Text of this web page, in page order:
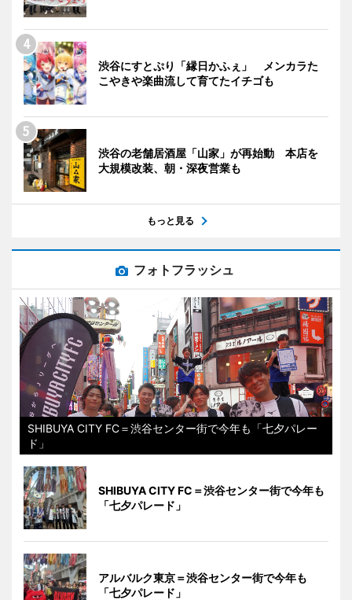
渋谷にすとぷり「縁日かふぇ」 メンカラた
こやきや楽曲流して育てたイチゴも
渋谷の老舗居酒屋「山家」が再始動 本店を
大規模改装、朝・深夜営業も
もっと見る
フォトフラッシュ
SHIBUYA CITY FC＝渋谷センター街で今年も「七夕パレー
ド」
SHIBUYA CITY FC＝渋谷センター街で今年も
「七夕パレード」
アルバルク東京＝渋谷センター街で今年も
「七夕パレード」